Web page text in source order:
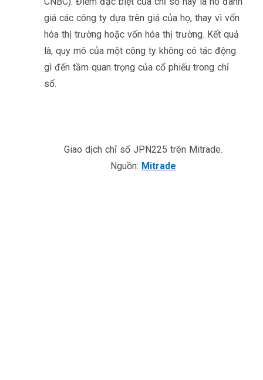
giá các công ty dựa trên giá của họ, thay vì vốn
hóa thị trường hoặc vốn hóa thị trường. Kết quả
là, quy mô của một công ty không có tác động
gì đến tầm quan trọng của cổ phiếu trong chỉ
số.
Giao dịch chỉ số JPN225 trên Mitrade.
Nguồn: Mitrade